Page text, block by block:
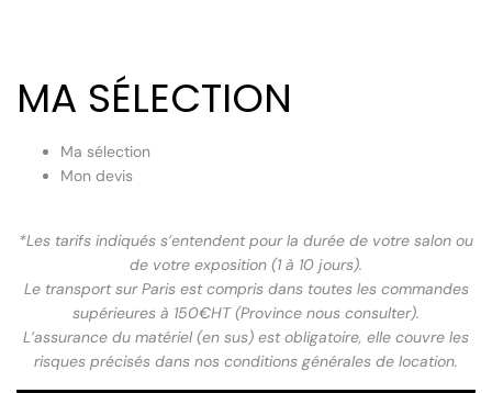
MA SÉLECTION
Ma sélection
Mon devis
*Les tarifs indiqués s’entendent pour la durée de votre salon ou
de votre exposition (1 à 10 jours).
Le transport sur Paris est compris dans toutes les commandes
supérieures à 150€HT (Province nous consulter).
L’assurance du matériel (en sus) est obligatoire, elle couvre les
risques précisés dans nos conditions générales de location.